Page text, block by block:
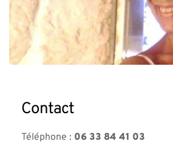
Contact
Téléphone : 06 33 84 41 03